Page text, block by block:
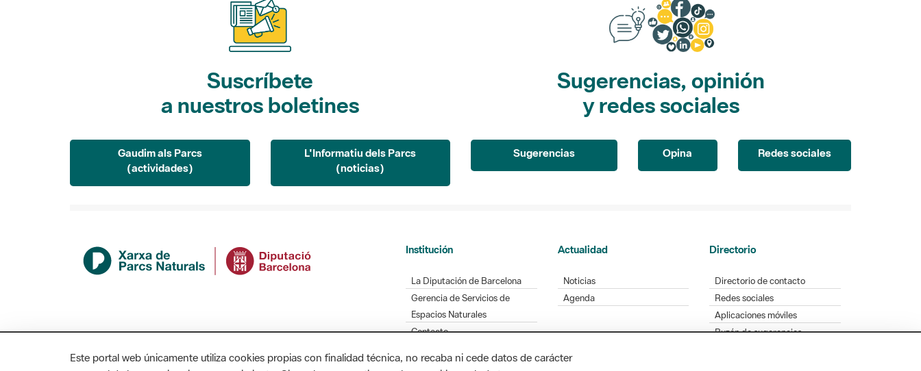
Suscríbete
a nuestros boletines
Gaudim als Parcs
(actividades)
L'Informatiu dels Parcs
(noticias)
Sugerencias, opinión
y redes sociales
Sugerencias Opina Redes sociales
Institución
La Diputación de Barcelona
Gerencia de Servicios de
Espacios Naturales
Contacto
Actualidad
Noticias
Agenda
Directorio
Directorio de contacto
Redes sociales
Aplicaciones móviles
Buzón de sugerencias
Este portal web únicamente utiliza cookies propias con finalidad técnica, no recaba ni cede datos de carácter